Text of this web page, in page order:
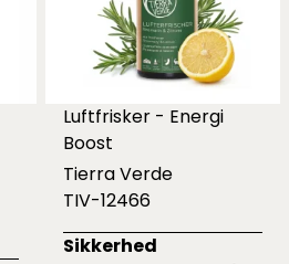
Luftfrisker - Energi
Boost
Tierra Verde
TIV-12466
Sikkerhed